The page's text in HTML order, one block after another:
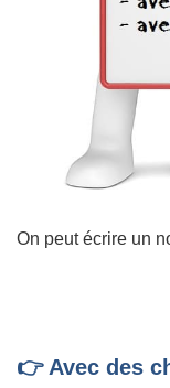
On peut écrire un
👉 Avec des